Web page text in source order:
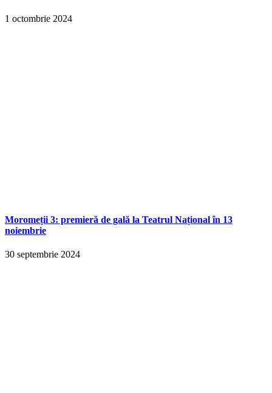
1 octombrie 2024
Moromeții 3: premieră de gală la Teatrul Național în 13
noiembrie
30 septembrie 2024